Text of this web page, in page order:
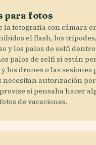
para fotos
la fotografía con cámara
el flash, los
y los palos de selfi
palos de selfi sí están
los drones o las sesiones
necesitan autorización
si pensaba hacer
de vacaciones.